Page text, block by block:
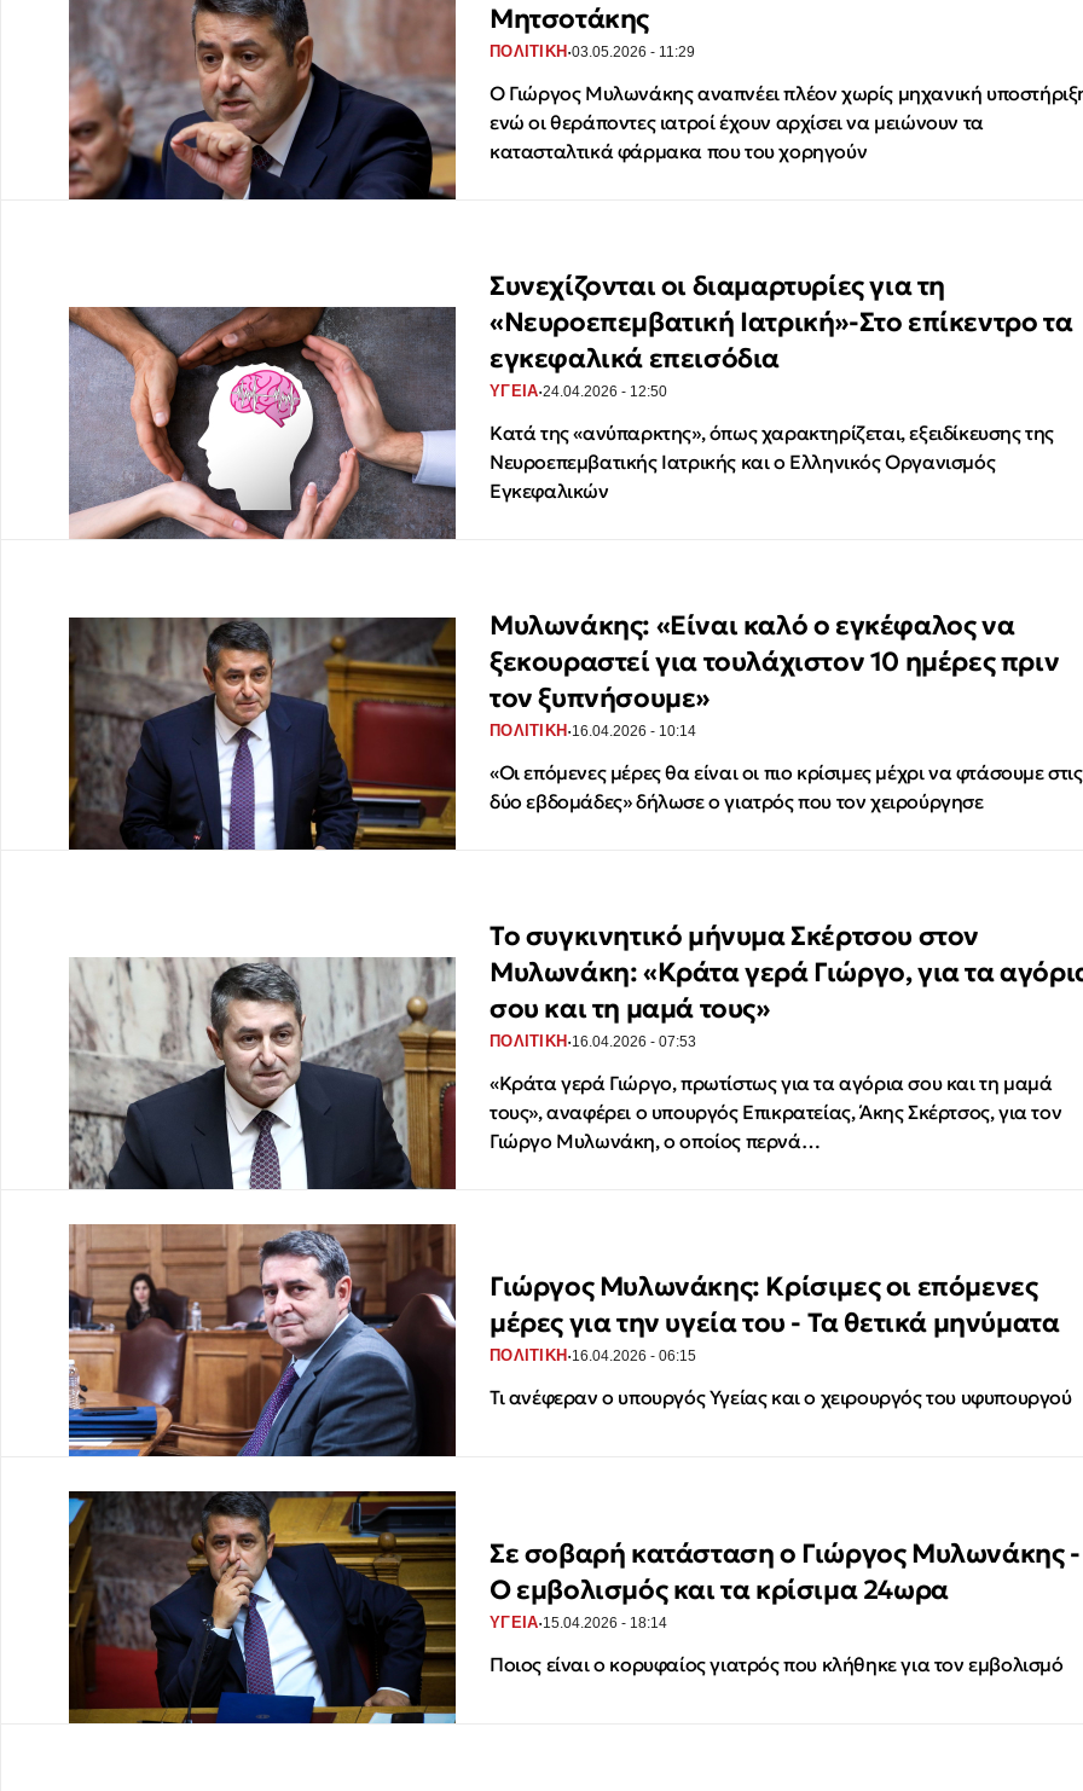
Μητσοτάκης
ΠΟΛΙΤΙΚΗ ·03.05.2026 - 11:29
Ο Γιώργος Μυλωνάκης αναπνέει πλέον χωρίς μηχανική
ενώ οι θεράποντες ιατροί έχουν αρχίσει να μειώνουν τα
κατασταλτικά φάρμακα που του χορηγούν
Συνεχίζονται οι διαμαρτυρίες για τη
«Νευροεπεμβατική Ιατρική»-Στο επίκεντρο τα
εγκεφαλικά επεισόδια
ΥΓΕΙΑ·24.04.2026 - 12:50
Κατά της «ανύπαρκτης», όπως χαρακτηρίζεται, εξειδίκευσης της
Νευροεπεμβατικής Ιατρικής και ο Ελληνικός Οργανισμός
Εγκεφαλικών
Μυλωνάκης: «Είναι καλό ο εγκέφαλος να
ξεκουραστεί για τουλάχιστον 10 ημέρες πριν
τον ξυπνήσουμε»
ΠΟΛΙΤΙΚΗ ·16.04.2026 - 10:14
«Οι επόμενες μέρες θα είναι οι πιο κρίσιμες μέχρι να φτάσουμε στις
δύο εβδομάδες» δήλωσε ο γιατρός που τον χειρούργησε
Το συγκινητικό μήνυμα Σκέρτσου στον
Μυλωνάκη: «Κράτα γερά Γιώργο, για τα
σου και τη μαμά τους»
ΠΟΛΙΤΙΚΗ ·16.04.2026 - 07:53
«Κράτα γερά Γιώργο, πρωτίστως για τα αγόρια σου και τη μαμά
τους», αναφέρει ο υπουργός Επικρατείας, Άκης Σκέρτσος, για τον
Γιώργο Μυλωνάκη, ο οποίος περνά…
Γιώργος Μυλωνάκης: Κρίσιμες οι επόμενες
μέρες για την υγεία του - Τα θετικά μηνύματα
ΠΟΛΙΤΙΚΗ ·16.04.2026 - 06:15
Τι ανέφεραν ο υπουργός Υγείας και ο χειρουργός του υφυπουργού
Σε σοβαρή κατάσταση ο Γιώργος Μυλωνάκης -
Ο εμβολισμός και τα κρίσιμα 24ωρα
ΥΓΕΙΑ·15.04.2026 - 18:14
Ποιος είναι ο κορυφαίος γιατρός που κλήθηκε για τον εμβολισμό